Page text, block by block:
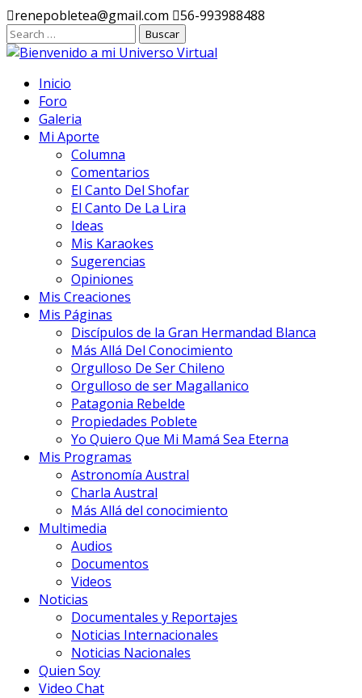
Ir
al
contenido
renepobletea@gmail.com 56-993988488
Inicio
Foro
Galeria
Mi Aporte
Columna
Comentarios
El Canto Del Shofar
El Canto De La Lira
Ideas
Mis Karaokes
Sugerencias
Opiniones
Mis Creaciones
Mis Páginas
Discípulos de la Gran Hermandad Blanca
Más Allá Del Conocimiento
Orgulloso De Ser Chileno
Orgulloso de ser Magallanico
Patagonia Rebelde
Propiedades Poblete
Yo Quiero Que Mi Mamá Sea Eterna
Mis Programas
Astronomía Austral
Charla Austral
Más Allá del conocimiento
Multimedia
Audios
Documentos
Videos
Noticias
Documentales y Reportajes
Noticias Internacionales
Noticias Nacionales
Quien Soy
Video Chat